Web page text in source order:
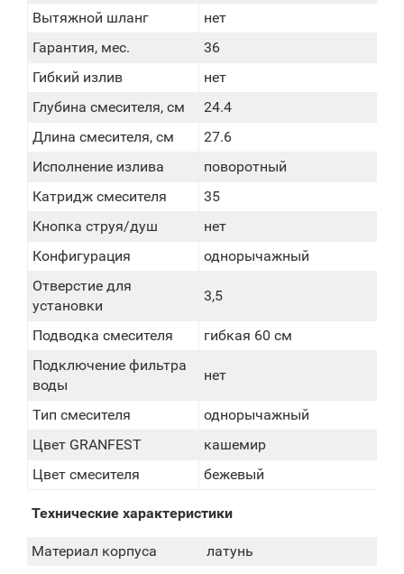
Вытяжной шланг
нет
Гарантия, мес.
36
Гибкий излив
нет
Глубина смесителя, см
24.4
Длина смесителя, см
27.6
Исполнение излива
поворотный
Катридж смесителя
35
Кнопка струя/душ
нет
Конфигурация
однорычажный
Отверстие для
установки
3,5
Подводка смесителя
гибкая 60 см
Подключение фильтра
воды
нет
Тип смесителя
однорычажный
Цвет GRANFEST
кашемир
Цвет смесителя
бежевый
Технические характеристики
Материал корпуса латунь